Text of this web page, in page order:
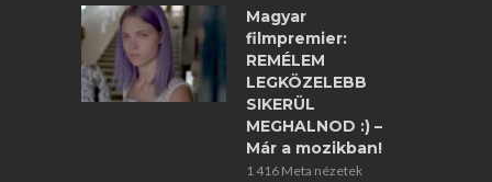
Magyar
filmpremier:
REMÉLEM
LEGKÖZELEBB
SIKERÜL
MEGHALNOD :) –
Már a mozikban!
1 416 Meta nézetek